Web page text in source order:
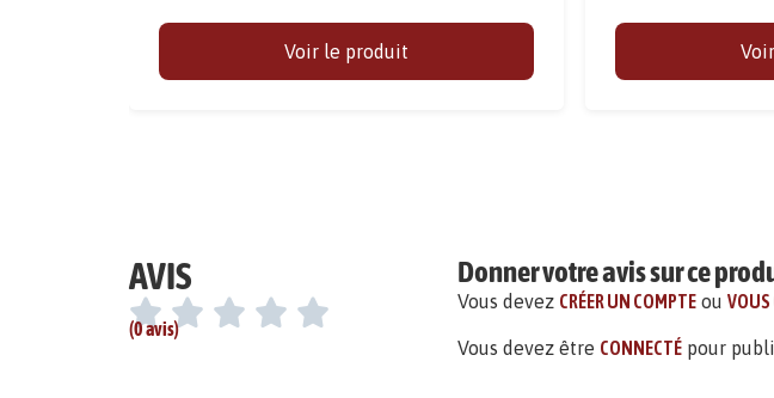
Voir le produit
AVIS
(0 avis)
Donner votre avis sur ce
Vous devez CRÉER UN COMPTEou VOUS
Vous devez être CONNECTÉpour